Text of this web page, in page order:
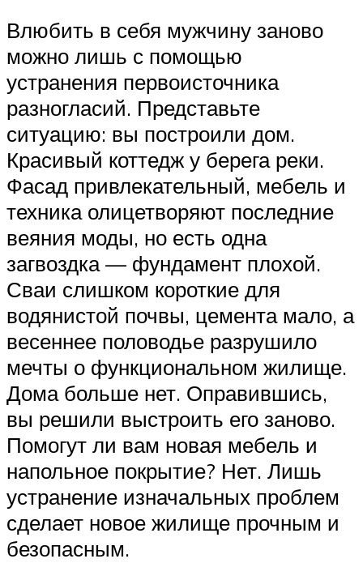
Влюбить в себя мужчину заново
можно лишь с помощью
устранения первоисточника
разногласий. Представьте
ситуацию: вы построили дом.
Красивый коттедж у берега реки.
Фасад привлекательный, мебель и
техника олицетворяют последние
веяния моды, но есть одна
загвоздка — фундамент плохой.
Сваи слишком короткие для
водянистой почвы, цемента мало, а
весеннее половодье разрушило
мечты о функциональном жилище.
Дома больше нет. Оправившись,
вы решили выстроить его заново.
Помогут ли вам новая мебель и
напольное покрытие? Нет. Лишь
устранение изначальных проблем
сделает новое жилище прочным и
безопасным.